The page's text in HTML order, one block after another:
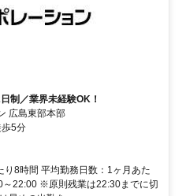
制／業界未経験OK！
広島東部本部
5分
8時間 平均勤務日数：1ヶ月あた
～22:00 ※原則残業は22:30までに切